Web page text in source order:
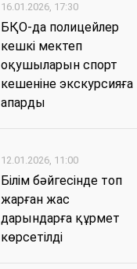
16.01.2026, 17:30
БҚО-да полицейлер
кешкі мектеп
оқушыларын спорт
кешеніне экскурсияға
апарды
12.01.2026, 11:00
Білім бәйгесінде топ
жарған жас
дарындарға құрмет
көрсетілді